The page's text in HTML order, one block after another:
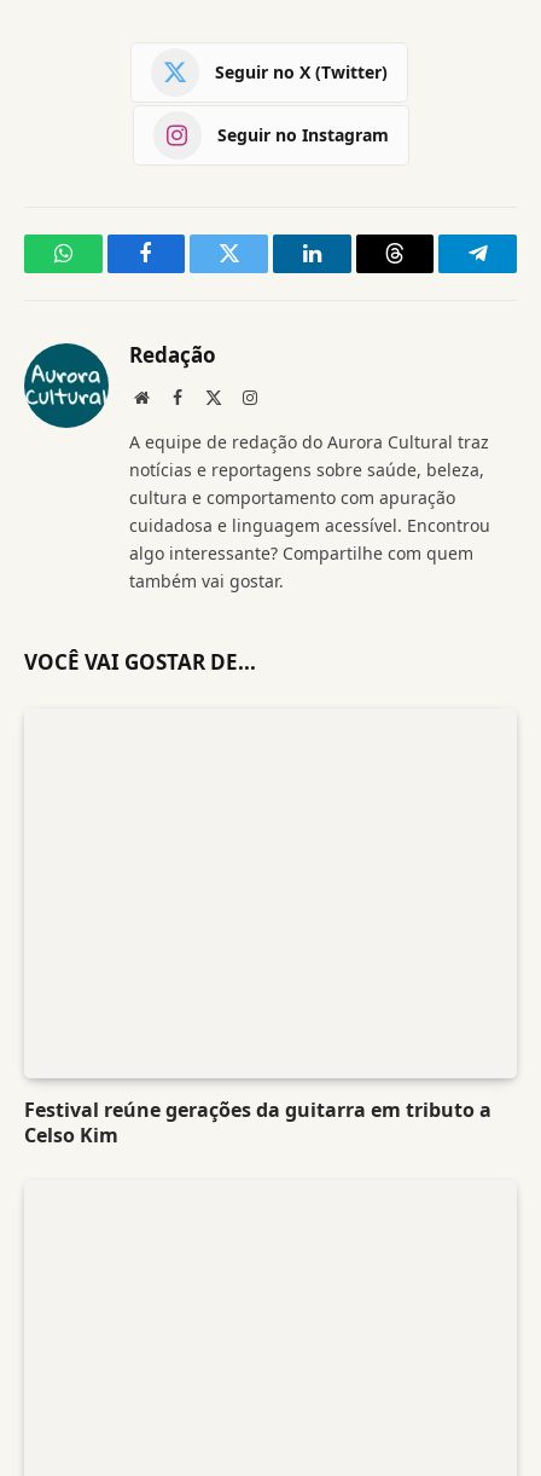
Seguir no X (Twitter)
Seguir no Instagram
WhatsAppFacebookTwitter LinkedInThreads
Redação
WebsiteFacebook Instagram
A equipe de redação do Aurora Cultural traz
notícias e reportagens sobre saúde, beleza,
cultura e comportamento com apuração
cuidadosa e linguagem acessível. Encontrou
algo interessante? Compartilhe com quem
também vai gostar.
VOCÊ VAI GOSTAR DE...
Festival reúne gerações da guitarra em tributo a
Celso Kim